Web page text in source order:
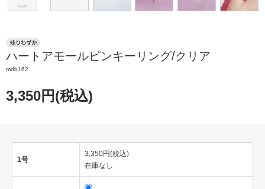
ハートアモールピンキーリング/クリア
mdb162
3,350円(税込)
1号
3,350円(税込)
在庫なし